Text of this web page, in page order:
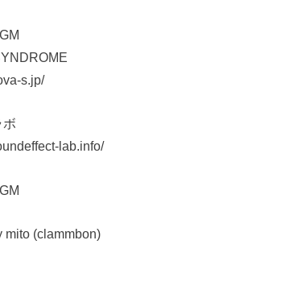
s.jp/
ボ
lab.info/
mito (clammbon)